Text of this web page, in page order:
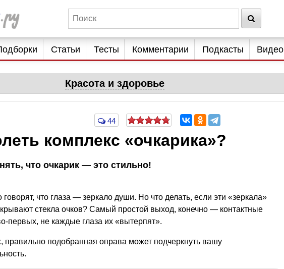
Статьи Тесты Комментарии Подкасты Видео
Красота и здоровье
44
комплекс «очкарика»?
что очкарик — это стильно!
говорят, что глаза — зеркало души. Но что делать, если эти «зеркала»
стекла очков? Самый простой выход, конечно — контактные
первых, не каждые глаза их «вытерпят».
правильно подобранная оправа может подчеркнуть вашу